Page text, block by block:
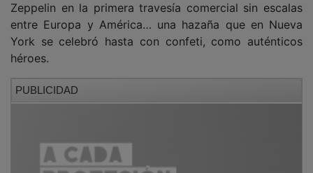
Zeppelin en la primera travesía comercial sin escalas
entre Europa y América… una hazaña que en Nueva
York se celebró hasta con confeti, como auténticos
héroes.
PUBLICIDAD